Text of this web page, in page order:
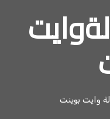
وايت بوينت